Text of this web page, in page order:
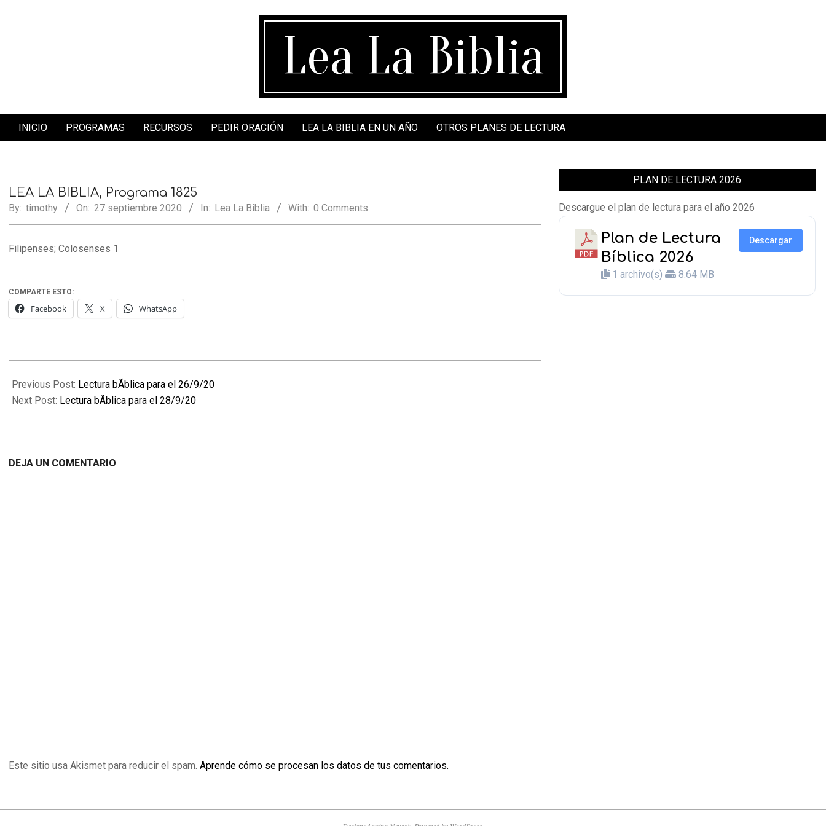
Lea La Biblia
Secondary
INICIO PROGRAMAS RECURSOS PEDIR ORACIÓN LEA LA BIBLIA EN UN AÑO OTROS PLANES DE LECTURA
LEA LA BIBLIA, Programa 1825
By: timothy On: 27 septiembre 2020 In: Lea La Biblia With: 0 Comments
Filipenses; Colosenses 1
COMPARTE ESTO:
Facebook X WhatsApp
09-
27
Previous Post: Lectura bÃ­blica para el 26/9/20
Next Post: Lectura bÃ­blica para el 28/9/20
DEJA UN COMENTARIO
Este sitio usa Akismet para reducir el spam. Aprende cómo se procesan los datos de tus comentarios.
PLAN DE LECTURA 2026
Descargue el plan de lectura para el año 2026
Plan de Lectura
Bíblica 2026
1 archivo(s) 8.64 MB
Descargar